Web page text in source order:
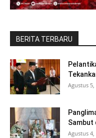
BERITA TERBARU
Agustus 5,
Sambut
Agustus 4,